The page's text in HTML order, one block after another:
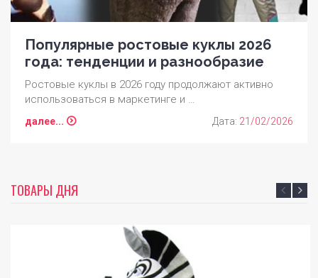
Популярные ростовые куклы 2026
года: тенденции и разнообразие
Ростовые куклы в 2026 году продолжают активно
использоваться в маркетинге и …
далее... Дата: 21/02/2026
ТОВАРЫ ДНЯ